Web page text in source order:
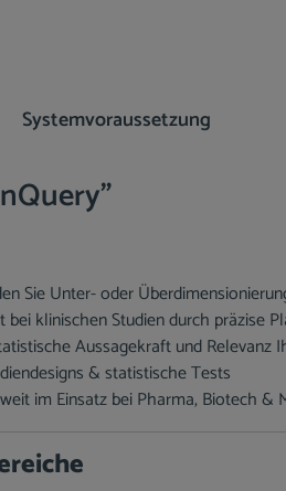
Systemvoraussetzung
Sie Unter- oder
bei klinischen Studien durch präzise
Aussagekraft und Relevanz
& statistische Tests
im Einsatz bei Pharma, Biotech &